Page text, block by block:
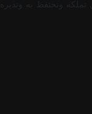
وتحتفظ به وتديره